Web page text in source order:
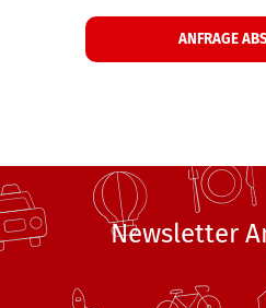
Newsletter